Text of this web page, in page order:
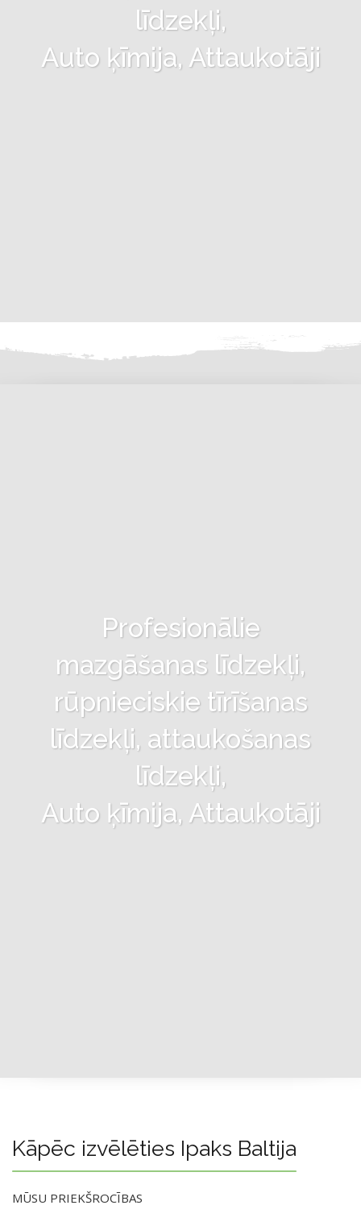
līdzekļi,
Auto ķīmija, Attaukotāji
Profesionālie
mazgāšanas līdzekļi,
rūpnieciskie tīrīšanas
līdzekļi, attaukošanas
līdzekļi,
Auto ķīmija, Attaukotāji
Kāpēc izvēlēties Ipaks Baltija
MŪSU PRIEKŠROCĪBAS